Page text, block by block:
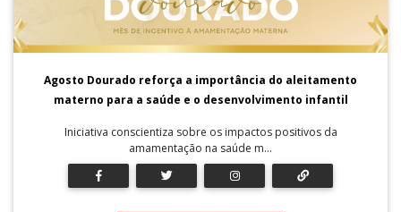
Agosto Dourado reforça a importância do aleitamento
materno para a saúde e o desenvolvimento infantil
Iniciativa conscientiza sobre os impactos positivos da
amamentação na saúde m...